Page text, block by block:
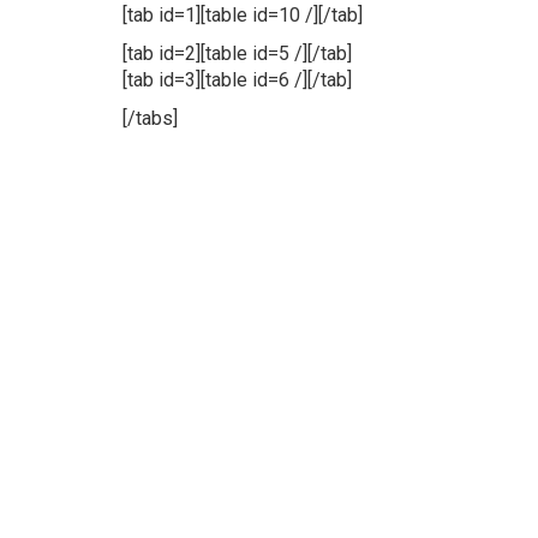
[tab id=1][table id=10 /][/tab]
[tab id=2][table id=5 /][/tab]
[tab id=3][table id=6 /][/tab]
[/tabs]